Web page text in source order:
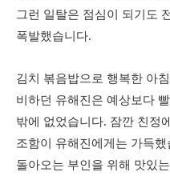
그런 일탈은 점심이 되기도
폭발했습니다.
김치 볶음밥으로 행복한 아
비하던 유해진은 예상보다
밖에 없었습니다. 잠깐 친정
조함이 유해진에게는 가득
돌아오는 부인을 위해 맛있